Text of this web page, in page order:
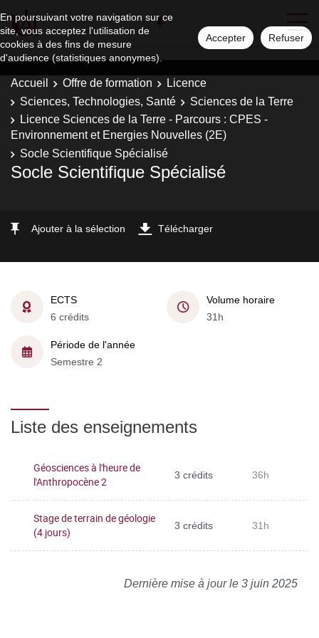
En poursuivant votre navigation sur ce
site, vous acceptez l'utilisation de
cookies à des fins de mesure
d'audience (statistiques anonymes).
Accepter Refuser
Accueil Offre de formation
Licence
Sciences, Technologies, Santé
Sciences de la Terre
Licence Sciences de la Terre - Parcours : CPES -
Environnement et Energies Nouvelles (2E)
Socle Scientifique Spécialisé
Socle Scientifique Spécialisé
Ajouter à la sélection Télécharger
ECTS
6 crédits
Volume horaire
31h
Période de l'année
Semestre 2
Liste des enseignements
Géosciences à l'heure de
l'Anthropocène 2
3 crédits 36h
Stage de terrain de géologie
(4 jours)
3 crédits 31h
Dernière mise à jour le 3 juin 2025